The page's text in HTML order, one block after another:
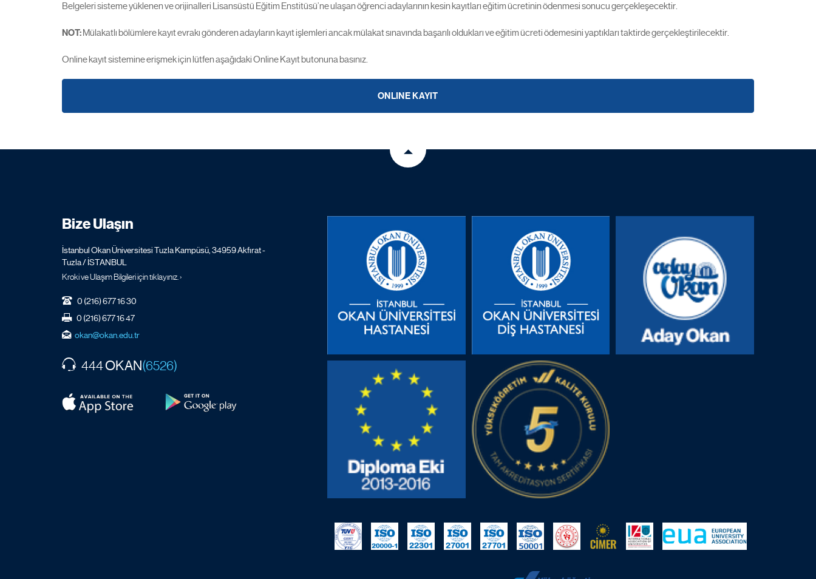
Belgeleri sisteme yüklenen ve orijinalleri Lisansüstü Eğitim Enstitüsü’ne ulaşan öğrenci adaylarının kesin kayıtları eğitim ücretinin ödenmesi sonucu gerçekleşecektir.
NOT:Mülakatlı bölümlere kayıt evrakı gönderen adayların kayıt işlemleri ancak mülakat sınavında başarılı oldukları ve eğitim ücreti ödemesini yaptıkları taktirde gerçekleştirilecektir.
Online kayıt sistemine erişmek için lütfen aşağıdaki Online Kayıt butonuna basınız.
ONLINE KAYIT
Bize Ulaşın
İstanbul Okan Üniversitesi Tuzla Kampüsü, 34959 Akfırat -
Tuzla / İSTANBUL
Kroki ve Ulaşım Bilgileri için tıklayınız. ›
0 (216) 677 16 30
0 (216) 677 16 47
okan@okan.edu.tr
444OKAN(6526)